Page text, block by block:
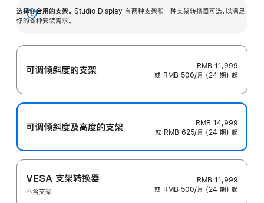
选择你合用的支架。 Studio Display 有两种支架和一种支架转换器可选，以满足
你的各种安装需求。
展
可调倾斜度的支架
RMB 11,999
或 RMB 500/月 (24 期) 起
可调倾斜度及高‍度的支‍架
RMB 14,999
或 RMB 625/月 (24 期) 起
VESA 支架转换器
不含支架
RMB 11,999
或 RMB 500/月 (24 期) 起